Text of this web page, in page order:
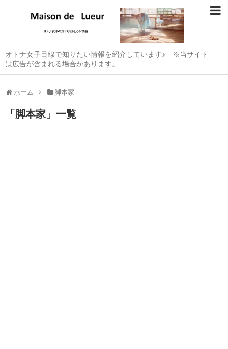
オトナ女子目線で知りたい情報を紹介しています♪ ※当サイト
は広告が含まれる場合があります。
ホーム 脚本家
「脚本家 」 一覧